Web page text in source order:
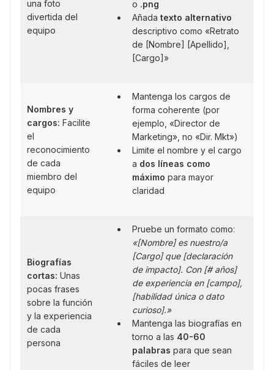
una foto
divertida del
equipo
o .png
Añada texto alternativo
descriptivo como «Retrato
de [Nombre] [Apellido],
[Cargo]»
Nombres y
cargos: Facilite
el
reconocimiento
de cada
miembro del
equipo
Mantenga los cargos de
forma coherente (por
ejemplo, «Director de
Marketing», no «Dir. Mkt»)
Limite el nombre y el cargo
a dos líneas como
máximo para mayor
claridad
Biografías
cortas: Unas
pocas frases
sobre la función
y la experiencia
de cada
persona
Pruebe un formato como:
«[Nombre] es nuestro/a
[Cargo] que [declaración
de impacto]. Con [# años]
de experiencia en [campo],
[habilidad única o dato
curioso].»
Mantenga las biografías en
torno a las 40-60
palabras para que sean
fáciles de leer